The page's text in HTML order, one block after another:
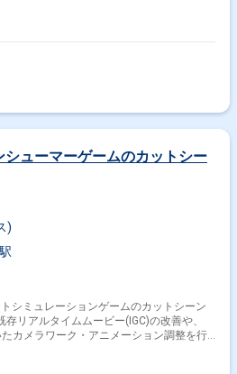
システムの設計・実装 ・シェーダ
シューマーゲームのカットシー
)
リアルタイムムービー(IGC)の改善や、
カメラワーク・アニメーション調整を行